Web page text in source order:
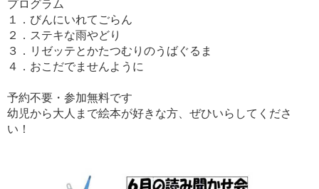
プログラム
１．びんにいれてごらん
２．ステキな雨やどり
３．リゼッテとかたつむりのうばぐるま
４．おこだでませんように
予約不要・参加無料です
幼児から大人まで絵本が好きな方、ぜひいらしてくださ
い！